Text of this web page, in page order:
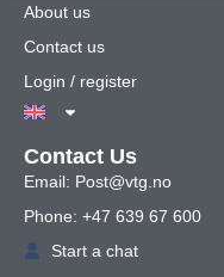
About us
Contact us
Login / register
Contact Us
Email: Post@vtg.no
Phone: +47 639 67 600
Start a chat